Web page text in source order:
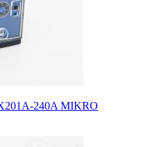
240A MIKRO